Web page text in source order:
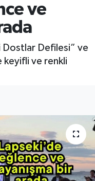
ve
Dostlar Defilesi” ve
keyifli ve renkli